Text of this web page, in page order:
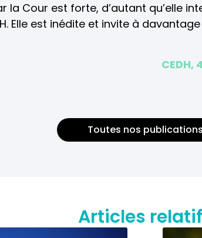
la Cour est forte, d’autant qu’elle
Elle est inédite et invite à
CEDH,
Toutes nos publications
Articles